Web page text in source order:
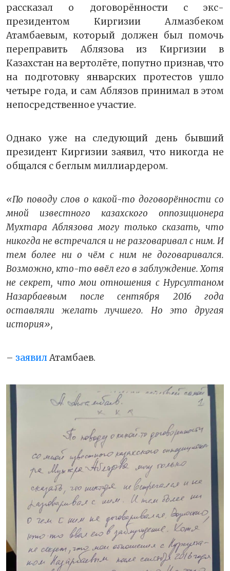
рассказал о договорённости с экс-
президентом Киргизии Алмазбеком
Атамбаевым, который должен был помочь
переправить Аблязова из Киргизии в
Казахстан на вертолёте, попутно признав, что
на подготовку январских протестов ушло
четыре года, и сам Аблязов принимал в этом
непосредственное участие.
Однако уже на следующий день бывший
президент Киргизии заявил, что никогда не
общался с беглым миллиардером.
«По поводу слов о какой-то договорённости со
мной известного казахского оппозиционера
Мухтара Аблязова могу только сказать, что
никогда не встречался и не разговаривал с ним. И
тем более ни о чём с ним не договаривался.
Возможно, кто-то ввёл его в заблуждение. Хотя
не секрет, что мои отношения с Нурсултаном
Назарбаевым после сентября 2016 года
оставляли желать лучшего. Но это другая
история»,
– заявилАтамбаев.